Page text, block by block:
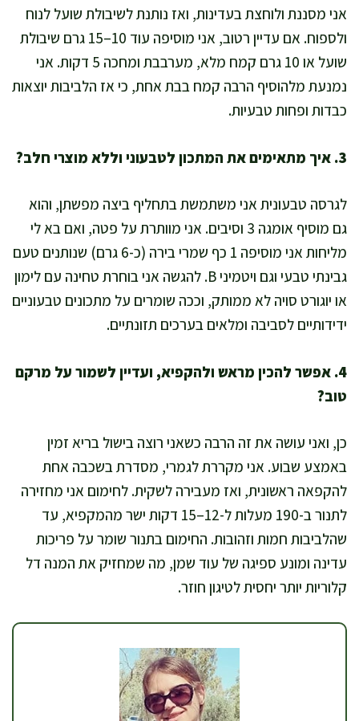
אני מסננת ולוחצת בעדינות, ואז נותנת לשיבולת שועל לנוח
ולספוח. אם עדיין רטוב, אני מוסיפה עוד 10–15 גרם שיבולת
שועל או 10 גרם קמח מלא, מערבבת ומחכה 5 דקות. אני
נמנעת מלהוסיף הרבה קמח בבת אחת, כי אז הלביבות יוצאות
כבדות ופחות טבעיות.
3. איך מתאימים את המתכון לטבעוני וללא מוצרי חלב?
לגרסה טבעונית אני משתמשת בתחליף ביצה מפשתן, והוא
גם מוסיף אומגה 3 וסיבים. אני מוותרת על פטה, ואם בא לי
מליחות אני מוסיפה 1 כף שמרי בירה (כ-6 גרם) שנותנים טעם
גבינתי טבעי וגם ויטמיני B. להגשה אני בוחרת טחינה עם לימון
או יוגורט סויה לא ממותק, וככה שומרים על מתכונים טבעוניים
ידידותיים לסביבה ומלאים בערכים תזונתיים.
4. אפשר להכין מראש ולהקפיא, ועדיין לשמור על מרקם
טוב?
כן, ואני עושה את זה הרבה כשאני רוצה בישול בריא זמין
באמצע שבוע. אני מקררת לגמרי, מסדרת בשכבה אחת
להקפאה ראשונית, ואז מעבירה לשקית. לחימום אני מחזירה
לתנור ב-190 מעלות ל-12–15 דקות ישר מהמקפיא, עד
שהלביבות חמות וזהובות. החימום בתנור שומר על פריכות
עדינה ומונע ספיגה של עוד שמן, מה שמחזיק את המנה דל
קלוריות יותר יחסית לטיגון חוזר.